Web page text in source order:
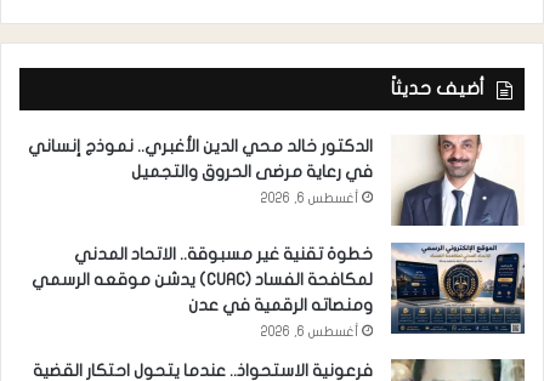
أضيف حديثاً
الدكتور خالد محي الدين الأغبري.. نموذج إنساني
في رعاية مرضى الحروق والتجميل
أغسطس 6, 2026
خطوة تقنية غير مسبوقة.. الاتحاد المدني
لمكافحة الفساد (CUAC) يدشن موقعه الرسمي
ومنصاته الرقمية في عدن
أغسطس 6, 2026
فرعونية الاستحواذ.. عندما يتحول احتكار القضية